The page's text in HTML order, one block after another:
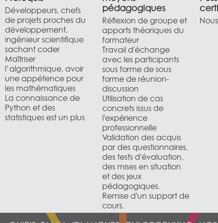
Développeurs, chefs
de projets proches du
développement,
ingénieur scientifique
sachant coder
Maîtriser
l’algorithmique, avoir
une appétence pour
les mathématiques
La connaissance de
Python et des
statistiques est un plus
pédagogiques
Réflexion de groupe et
apports théoriques du
formateur
Travail d'échange
avec les participants
sous forme de sous
forme de réunion-
discussion
Utilisation de cas
concrets issus de
l'expérience
professionnelle
Validation des acquis
par des questionnaires,
des tests d'évaluation,
des mises en situation
et des jeux
pédagogiques.
Remise d'un support de
cours.